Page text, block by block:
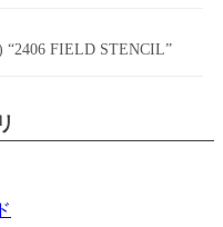
“2406 FIELD STENCIL”